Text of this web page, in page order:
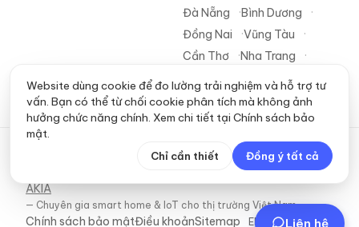
Đà Nẵng
Bình Dương
Đồng Nai
Vũng Tàu
Cần Thơ
Nha Trang
Tây Ninh
— Đối tác Aqara ủy quyền tại Việt Nam.
Aqaravn là dự án thi công Smart Home thuộc
AKIA
— Chuyên gia smart home & IoT cho thị trường Việt Nam.
Chính sách bảo mậtĐiều khoảnSitemap EN 🇬🇧 Liên hệ
Website dùng cookie để đo lường trải nghiệm và hỗ trợ tư
vấn. Bạn có thể từ chối cookie phân tích mà không ảnh
hưởng chức năng chính. Xem chi tiết tại Chính sách bảo
mật.
Chỉ cần thiết Đồng ý tất cả